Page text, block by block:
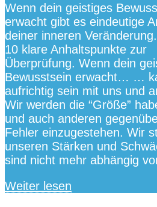
Wenn dein geistiges
erwacht gibt es eindeutige
deiner inneren
10 klare Anhaltspunkte zur
Überprüfung. Wenn dein
Bewusstsein erwacht… …
aufrichtig sein mit uns und
Wir werden die “Größe”
und auch anderen
Fehler einzugestehen. Wir
unseren Stärken und
sind nicht mehr abhängig
Weiter lesen